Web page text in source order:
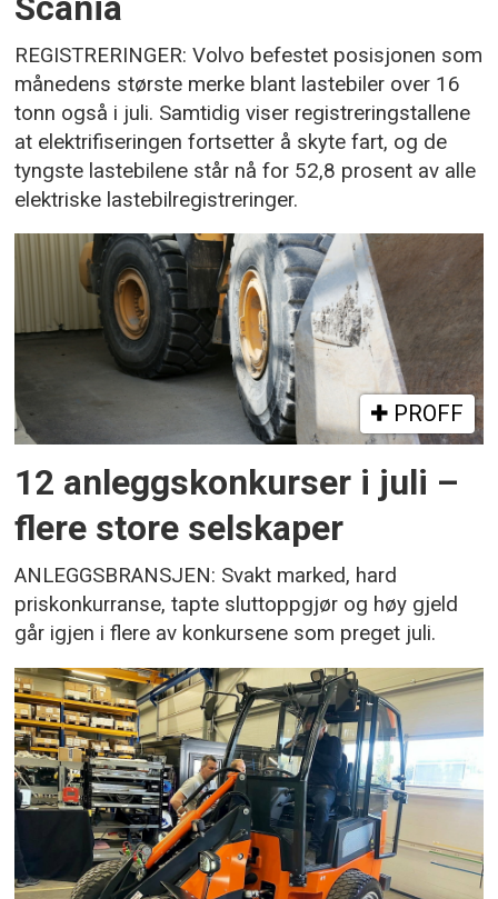
Scania
REGISTRERINGER: Volvo befestet posisjonen som
månedens største merke blant lastebiler over 16
tonn også i juli. Samtidig viser registreringstallene
at elektrifiseringen fortsetter å skyte fart, og de
tyngste lastebilene står nå for 52,8 prosent av alle
elektriske lastebilregistreringer.
PROFF
12 anleggskonkurser i juli –
flere store selskaper
ANLEGGSBRANSJEN: Svakt marked, hard
priskonkurranse, tapte sluttoppgjør og høy gjeld
går igjen i flere av konkursene som preget juli.